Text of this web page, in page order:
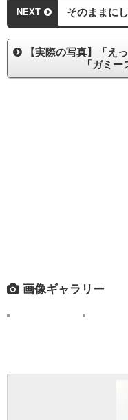
NEXT そのままに
【実際の写真】「え
「ガミ
画像ギャラリー